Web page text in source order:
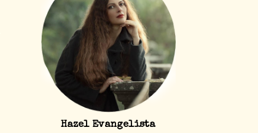
Hazel Evangelista